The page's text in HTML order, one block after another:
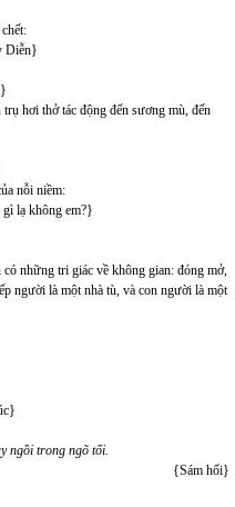
Diễn}
hơi thở tác động đến sương mù, đến
nỗi niềm:
lạ không em?}
những tri giác về không gian: đóng mở,
người là một nhà tù, và con người là một
ngồi trong ngõ tối.
hối}